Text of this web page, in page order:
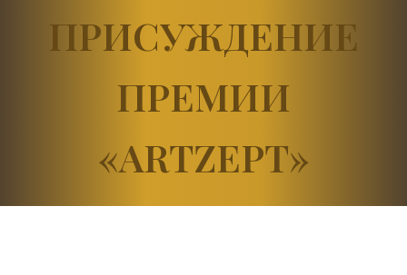
ПРИСУЖДЕНИЕ
ПРЕМИИ
«ARTZEPT»